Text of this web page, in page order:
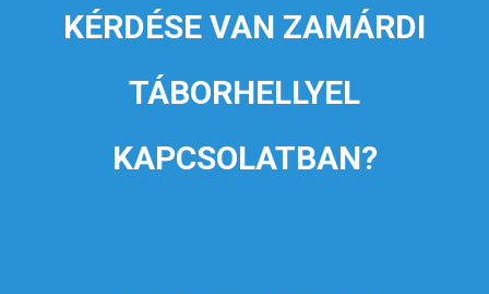
KÉRDÉSE VAN ZAMÁRDI
TÁBORHELLYEL
KAPCSOLATBAN?